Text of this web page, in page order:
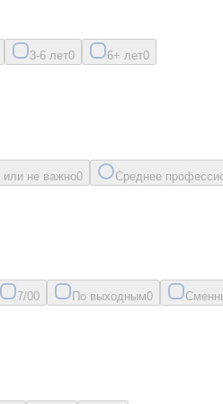
3-6 лет0 6+ лет0
или не важно0 Среднее
7/00 По выходным0